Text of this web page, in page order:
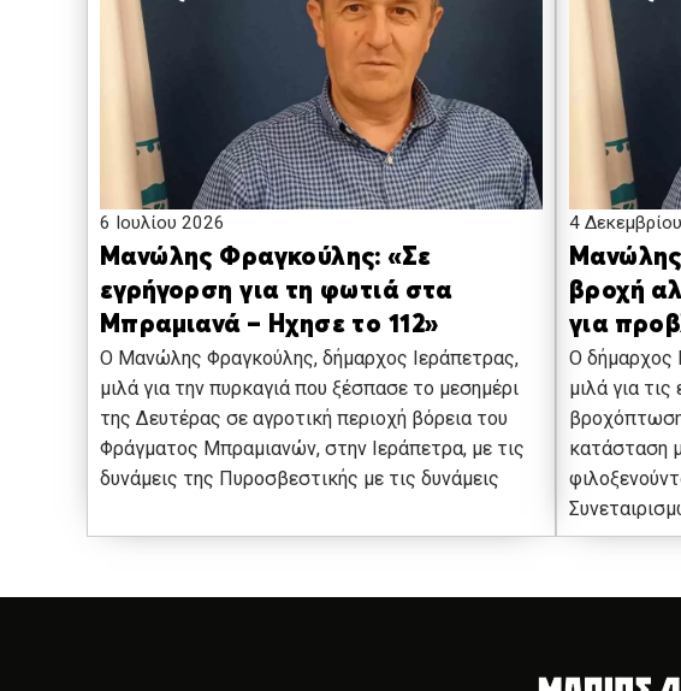
6 Ιουλίου 2026
Μανώλης Φραγκούλης: «Σε
εγρήγορση για τη φωτιά στα
Μπραμιανά – Ηχησε το 112»
Ο Μανώλης Φραγκούλης, δήμαρχος Ιεράπετρας,
μιλά για την πυρκαγιά που ξέσπασε το μεσημέρι
της Δευτέρας σε αγροτική περιοχή βόρεια του
Φράγματος Μπραμιανών, στην Ιεράπετρα, με τις
δυνάμεις της Πυροσβεστικής με τις δυνάμεις
4
βροχή
για
Ο δήμαρχος
μιλά για
κατάσταση